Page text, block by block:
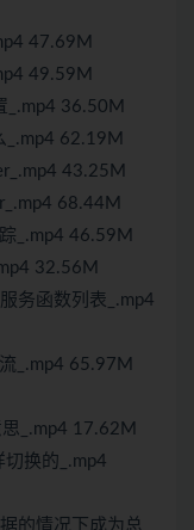
47.69M
49.59M
_.mp4 36.50M
_.mp4 62.19M
43.25M
68.44M
_.mp4 46.59M
32.56M
务函数列表_.mp4
_.mp4 65.97M
_.mp4 17.62M
换的_.mp4
的情况下成为总